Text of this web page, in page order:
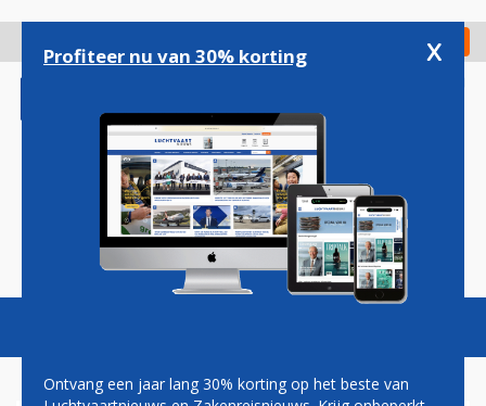
gaan
Check in
Magazine Podcasts Vacatures
Profiteer nu van 30% korting x
Ontvang een jaar lang 30% korting op het beste van